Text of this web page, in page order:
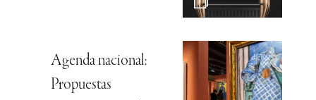
Agenda nacional:
Propuestas